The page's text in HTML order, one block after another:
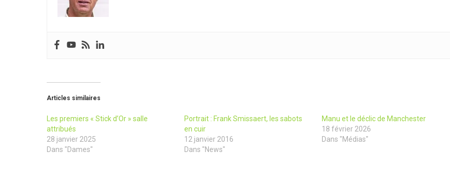
Articles similaires
Les premiers « Stick d’Or » salle
attribués
28 janvier 2025
Dans "Dames"
Portrait : Frank Smissaert, les sabots
en cuir
12 janvier 2016
Dans "News"
Manu et le déclic de Manchester
18 février 2026
Dans "Médias"